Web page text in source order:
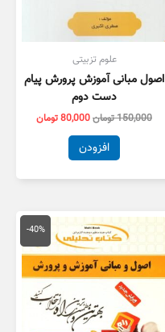
علوم تزبیتی
اصول مبانی آموزش پرورش پیام
دست دوم
150,000تومان80,000تومان
افزودن
-40%
قیمت
اصلی
134,000 تومان
بود.
قیمت
فعلی
است.